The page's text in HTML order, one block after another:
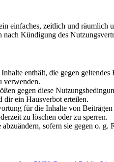
einfaches, zeitlich und
Kündigung des
enthält, die gegen
verwenden.
gegen diese
dir ein Hausverbot erteilen.
für die Inhalte von
zu löschen oder zu sperren.
sofern sie gegen o.